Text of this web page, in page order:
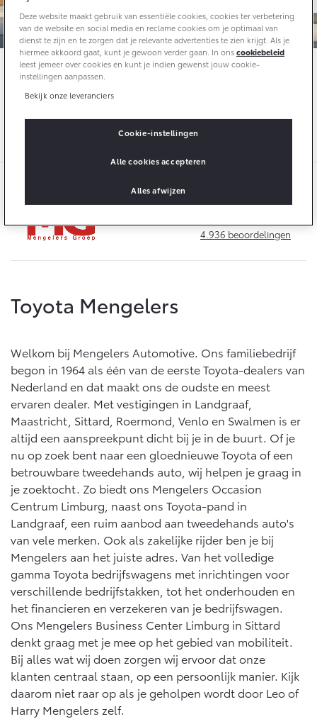
Corolla Cross
HYBRIDE
Toyota C-HR
OOK ALS PLUG-IN
HYBRIDE
Vanaf € 37.995,- Vanaf € 49.995,-
bZ4X
BATTERIJ-ELEKTRISCH
Vanaf € 39.995,-
bZ4X Touring
BATTERIJ-ELEKTRISCH
Vanaf € 48.995,-
Mirai
WATERSTOF-ELEKTRISCH
Vanaf € 76.695,-
Proace City (excl. BTW)
OOK ALS BATTERIJ-
ELEKTRISCH
Vanaf € 27.945,-
Proace (excl. BTW)
OOK ALS BATTERIJ-
ELEKTRISCH
Proace Verso
BATTERIJ-ELEKTRISCH
10 jaar batterijgarantie
Toyota fabrieksgarantie
Onderdelen & Accessoires
Connected Services
MyToyota login
Abonnementen
Multimedia
Navigatie updates
Laadpas
Energie en slim laden
Verzekeren
Toyota Autoverzekering
Bedrijfswagens
Bedrijfswagens op maat
Financieren of leasen
Verzekeren
Kies je nieuwe
Toyota
En ontvang tot wel €
2.500,- extra inruilwaarde
Bedrijfswagen deals
4.936 beoordelingen
Toyota Mengelers
Welkom bij Mengelers Automotive. Ons familiebedrijf
begon in 1964 als één van de eerste Toyota-dealers van
Nederland en dat maakt ons de oudste en meest
ervaren dealer. Met vestigingen in Landgraaf,
Maastricht, Sittard, Roermond, Venlo en Swalmen is er
altijd een aanspreekpunt dicht bij je in de buurt. Of je
nu op zoek bent naar een gloednieuwe Toyota of een
betrouwbare tweedehands auto, wij helpen je graag in
je zoektocht. Zo biedt ons Mengelers Occasion
Centrum Limburg, naast ons Toyota-pand in
Landgraaf, een ruim aanbod aan tweedehands auto's
van vele merken. Ook als zakelijke rijder ben je bij
Mengelers aan het juiste adres. Van het volledige
gamma Toyota bedrijfswagens met inrichtingen voor
verschillende bedrijfstakken, tot het onderhouden en
het financieren en verzekeren van je bedrijfswagen.
Ons Mengelers Business Center Limburg in Sittard
denkt graag met je mee op het gebied van mobiliteit.
Bij alles wat wij doen zorgen wij ervoor dat onze
klanten centraal staan, op een persoonlijk manier. Kijk
daarom niet raar op als je geholpen wordt door Leo of
Harry Mengelers zelf.
Deze website maakt gebruik van essentiële cookies, cookies ter verbetering
van de website en social media en reclame cookies om je optimaal van
dienst te zijn en te zorgen dat je relevante advertenties te zien krijgt. Als je
hiermee akkoord gaat, kunt je gewoon verder gaan. In onscookiebeleid
leest jemeer over cookies en kunt je indien gewenst jouw cookie-
instellingen aanpassen.
Bekijk onze leveranciers
Cookie-instellingen
Alles afwijzen
Alle cookies accepteren